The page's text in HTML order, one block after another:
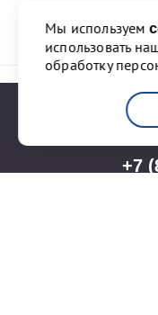
мероприятий
+7
Мы используем
использовать
обработку